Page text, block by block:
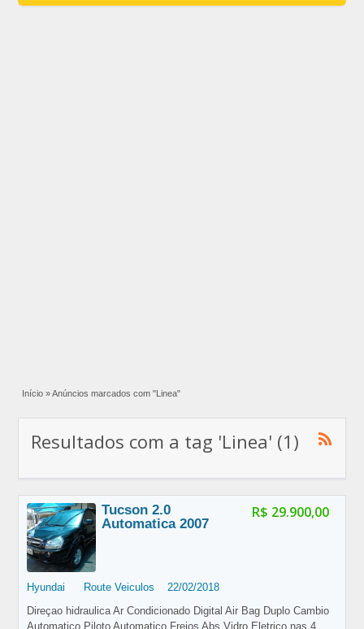
Início » Anúncios marcados com "Linea"
Resultados com a tag 'Linea' (1)
R$ 29.900,00
Tucson 2.0
Automatica 2007
Hyundai Route Veiculos
22/02/2018
Direçao hidraulica Ar Condicionado Digital Air Bag Duplo Cambio
Automatico Piloto Automatico Freios Abs Vidro Eletrico nas 4